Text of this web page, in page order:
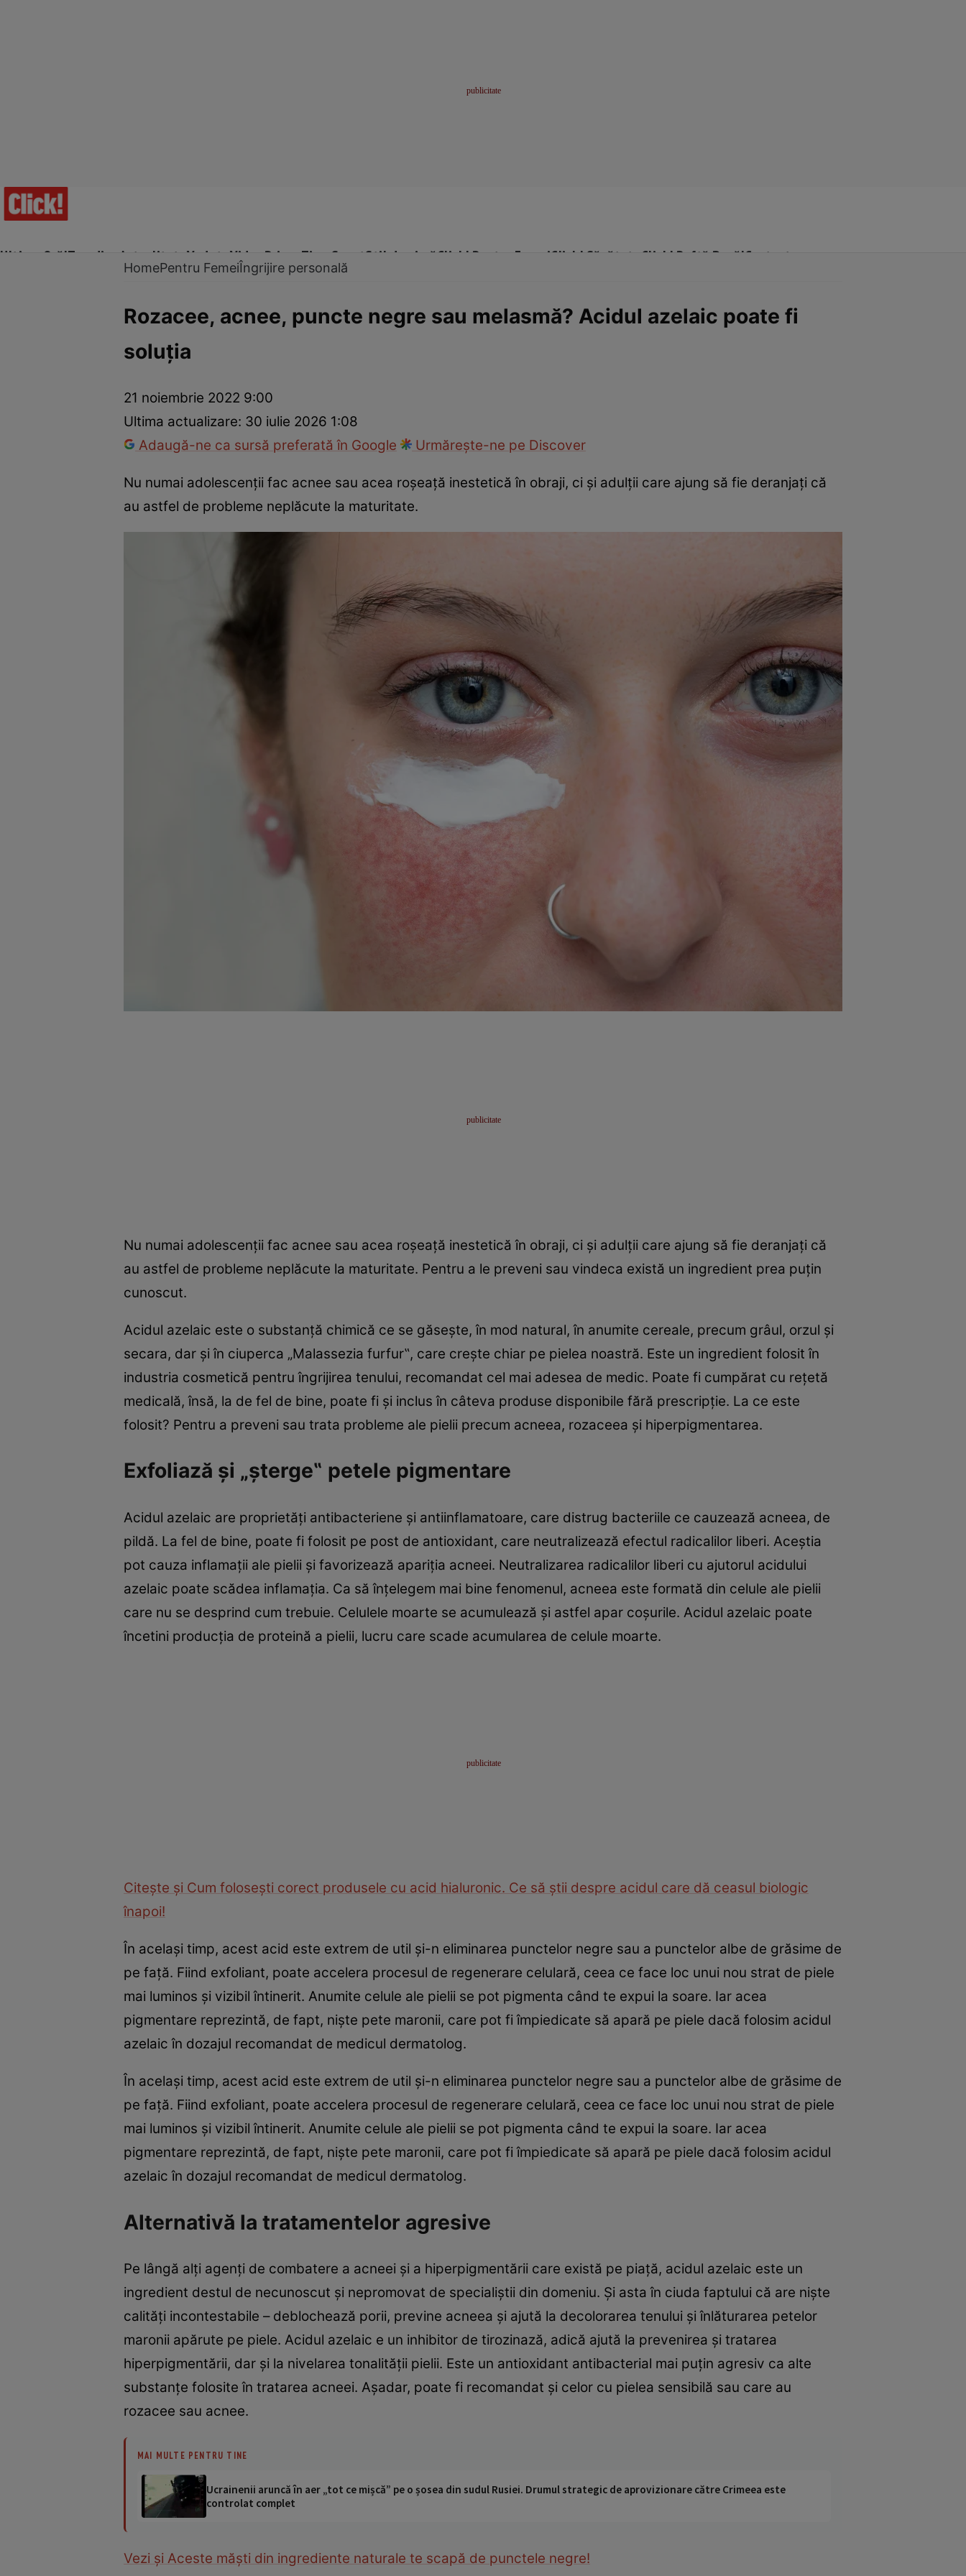
Ultima Oră!Trending Actualitate Vedete Video Prime Time SportStil de viațăClick! Pentru FemeiClick! Sănătate Click! Poftă Bună!Contact
Dezvoltare personalăÎngrijire personală
HomePentru FemeiÎngrijire personală
Rozacee, acnee, puncte negre sau melasmă? Acidul azelaic poate fi
soluția
21 noiembrie 2022 9:00
Ultima actualizare: 30 iulie 2026 1:08
Adaugă-ne ca sursă preferată în Google
Urmărește-ne pe Discover
Nu numai adolescenții fac acnee sau acea roșeață inestetică în obraji, ci și adulții care ajung să fie deranjați că
au astfel de probleme neplăcute la maturitate.
Nu numai adolescenții fac acnee sau acea roșeață inestetică în obraji, ci și adulții care ajung să fie deranjați că
au astfel de probleme neplăcute la maturitate. Pentru a le preveni sau vindeca există un ingredient prea puțin
cunoscut.
Acidul azelaic este o substanță chimică ce se găsește, în mod natural, în anumite cereale, precum grâul, orzul și
secara, dar și în ciuperca „Malassezia furfur‟, care crește chiar pe pielea noastră. Este un ingredient folosit în
industria cosmetică pentru îngrijirea tenului, recomandat cel mai adesea de medic. Poate fi cumpărat cu rețetă
medicală, însă, la de fel de bine, poate fi și inclus în câteva produse disponibile fără prescripție. La ce este
folosit? Pentru a preveni sau trata probleme ale pielii precum acneea, rozaceea și hiperpigmentarea.
Exfoliază și „șterge‟ petele pigmentare
Acidul azelaic are proprietăți antibacteriene și antiinflamatoare, care distrug bacteriile ce cauzează acneea, de
pildă. La fel de bine, poate fi folosit pe post de antioxidant, care neutralizează efectul radicalilor liberi. Aceștia
pot cauza inflamații ale pielii și favorizează apariția acneei. Neutralizarea radicalilor liberi cu ajutorul acidului
azelaic poate scădea inflamația. Ca să înțelegem mai bine fenomenul, acneea este formată din celule ale pielii
care nu se desprind cum trebuie. Celulele moarte se acumulează și astfel apar coșurile. Acidul azelaic poate
încetini producția de proteină a pielii, lucru care scade acumularea de celule moarte.
Citește și Cum foloseşti corect produsele cu acid hialuronic. Ce să ştii despre acidul care dă ceasul biologic
înapoi!
În același timp, acest acid este extrem de util și-n eliminarea punctelor negre sau a punctelor albe de grăsime de
pe față. Fiind exfoliant, poate accelera procesul de regenerare celulară, ceea ce face loc unui nou strat de piele
mai luminos și vizibil întinerit. Anumite celule ale pielii se pot pigmenta când te expui la soare. Iar acea
pigmentare reprezintă, de fapt, niște pete maronii, care pot fi împiedicate să apară pe piele dacă folosim acidul
azelaic în dozajul recomandat de medicul dermatolog.
În același timp, acest acid este extrem de util și-n eliminarea punctelor negre sau a punctelor albe de grăsime de
pe față. Fiind exfoliant, poate accelera procesul de regenerare celulară, ceea ce face loc unui nou strat de piele
mai luminos și vizibil întinerit. Anumite celule ale pielii se pot pigmenta când te expui la soare. Iar acea
pigmentare reprezintă, de fapt, niște pete maronii, care pot fi împiedicate să apară pe piele dacă folosim acidul
azelaic în dozajul recomandat de medicul dermatolog.
Alternativă la tratamentelor agresive
Pe lângă alți agenți de combatere a acneei și a hiperpigmentării care există pe piață, acidul azelaic este un
ingredient destul de necunoscut și nepromovat de specialiștii din domeniu. Și asta în ciuda faptului că are niște
calități incontestabile – deblochează porii, previne acneea și ajută la decolorarea tenului și înlăturarea petelor
maronii apărute pe piele. Acidul azelaic e un inhibitor de tirozinază, adică ajută la prevenirea și tratarea
hiperpigmentării, dar și la nivelarea tonalității pielii. Este un antioxidant antibacterial mai puțin agresiv ca alte
substanțe folosite în tratarea acneei. Așadar, poate fi recomandat și celor cu pielea sensibilă sau care au
rozacee sau acnee.
MAI MULTE PENTRU TINE
Ucrainenii aruncă în aer „tot ce mișcă” pe o șosea din sudul Rusiei. Drumul strategic de aprovizionare către Crimeea este
controlat complet
Vezi și Aceste măști din ingrediente naturale te scapă de punctele negre!